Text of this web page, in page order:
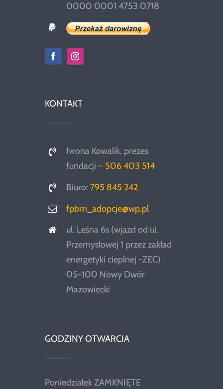
0000 0001 4753 0718
KONTAKT
Iwona Kowalik, prezes
fundacji – 506 403 514
Biuro:795 845 242
fpbm_adopcje@wp.pl
ul. Leśna 6s (wjazd od ul.
Przemysłowej 1 przez zakład
energetyki cieplnej -ZEC)
05-100 Nowy Dwór
Mazowiecki
GODZINY OTWARCIA
Poniedziałek ZAMKNIĘTE